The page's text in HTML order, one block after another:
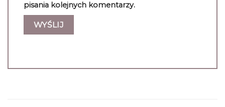
pisania kolejnych komentarzy.